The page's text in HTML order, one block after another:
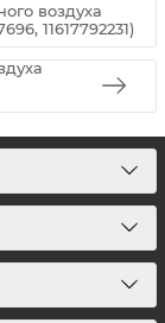
воздуха
11617792231)